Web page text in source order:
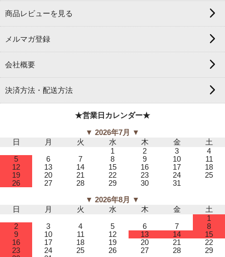
商品レビューを見る
メルマガ登録
会社概要
決済方法・配送方法
★営業日カレンダー★
▼ 2026年7月 ▼
日
月 火 水 木 金
土
1
2 3
4
5
6 7 8 9 10
11
12
13 14 15 16 17
18
19
20 21 22 23 24
25
26
27 28 29 30 31
▼ 2026年8月 ▼
日
月 火 水 木 金
土
1
2
3 4 5 6 7
8
9
10 11 12 13 14
15
16
17 18 19 20 21
22
23
24 25 26 27 28
29